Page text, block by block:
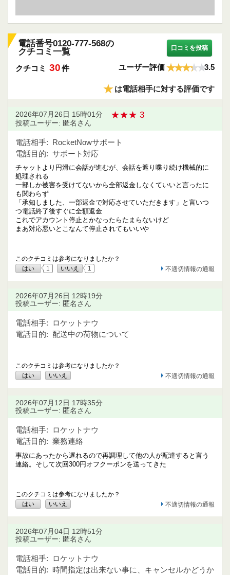
電話番号0120-777-568の
クチコミ一覧
口コミを投稿
クチコミ 30件 ユーザー評価 3.5
★は電話相手に対する評価です
2026年07月26日 15時01分 ★★★ 3
投稿ユーザー: 匿名さん
電話相手: RocketNowサポート
電話目的: サポート対応
チャットより円滑に会話が進むが、会話を遮り喋り続け機械的に
処理される
一部しか被害を受けてないから全部返金しなくていいと言ったに
も関わらず
「承知しました、一部返金で対応させていただきます」と言いつ
つ電話終了後すぐに全額返金
これでアカウント停止とかなったらたまらないけど
まあ対応悪いとこなんて停止されてもいいや
このクチコミは参考になりましたか？
はい
1 いいえ 1 不適切情報の通報
2026年07月26日 12時19分
投稿ユーザー: 匿名さん
電話相手:
ロケットナウ
電話目的: 配送中の荷物について
このクチコミは参考になりましたか？
はい
いいえ 不適切情報の通報
2026年07月12日 17時35分
投稿ユーザー: 匿名さん
電話相手:
ロケットナウ
電話目的: 業務連絡
事故にあったから遅れるので再調理して他の人が配達すると言う
連絡。そして次回300円オフクーポンを送ってきた
このクチコミは参考になりましたか？
はい
いいえ 不適切情報の通報
2026年07月04日 12時51分
投稿ユーザー: 匿名さん
電話相手:
ロケットナウ
電話目的: 時間指定は出来ない事に、キャンセルかどうか